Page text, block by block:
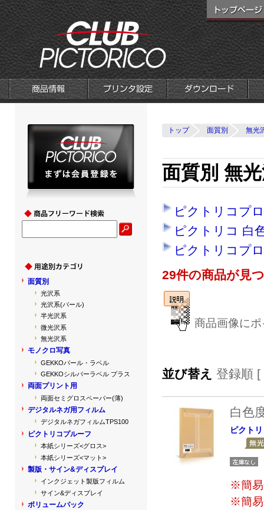
トップ 面質別 無光
面質別 無
ピクトリコプ
ピクトリコ 白
ピクトリコプ
29件の商品が見
商品画像に
並び替え 登録順 [
白色
ピクト
※簡易
※簡易
面質別
光沢系
光沢系(パール)
半光沢系
微光沢系
無光沢系
モノクロ写真
GEKKOパール・ラベル
GEKKOシルバーラベル プラス
両面プリント用
両面セミグロスペーパー(薄)
デジタルネガ用フィルム
デジタルネガフィルムTPS100
ピクトリコプルーフ
本紙シリーズ<グロス>
本紙シリーズ<マット>
製版・サイン&ディスプレイ
インクジェット製版フィルム
サイン&ディスプレイ
ボリュームパック